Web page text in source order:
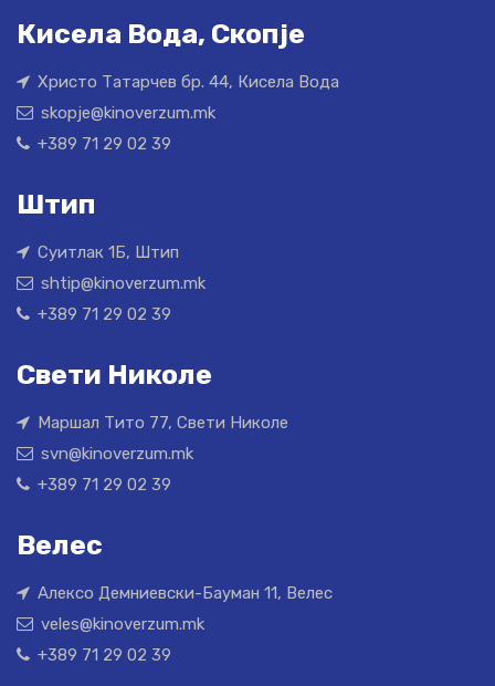
Кисела Вода, Скопје
Христо Татарчев бр. 44, Кисела Вода
skopje@kinoverzum.mk
+389 71 29 02 39
Штип
Суитлак 1Б, Штип
shtip@kinoverzum.mk
+389 71 29 02 39
Свети Николе
Маршал Тито 77, Свети Николе
svn@kinoverzum.mk
+389 71 29 02 39
Велес
Алексо Демниевски-Бауман 11, Велес
veles@kinoverzum.mk
+389 71 29 02 39